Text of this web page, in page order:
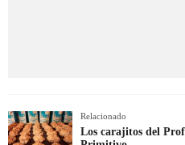
Relacionado
Los carajitos del